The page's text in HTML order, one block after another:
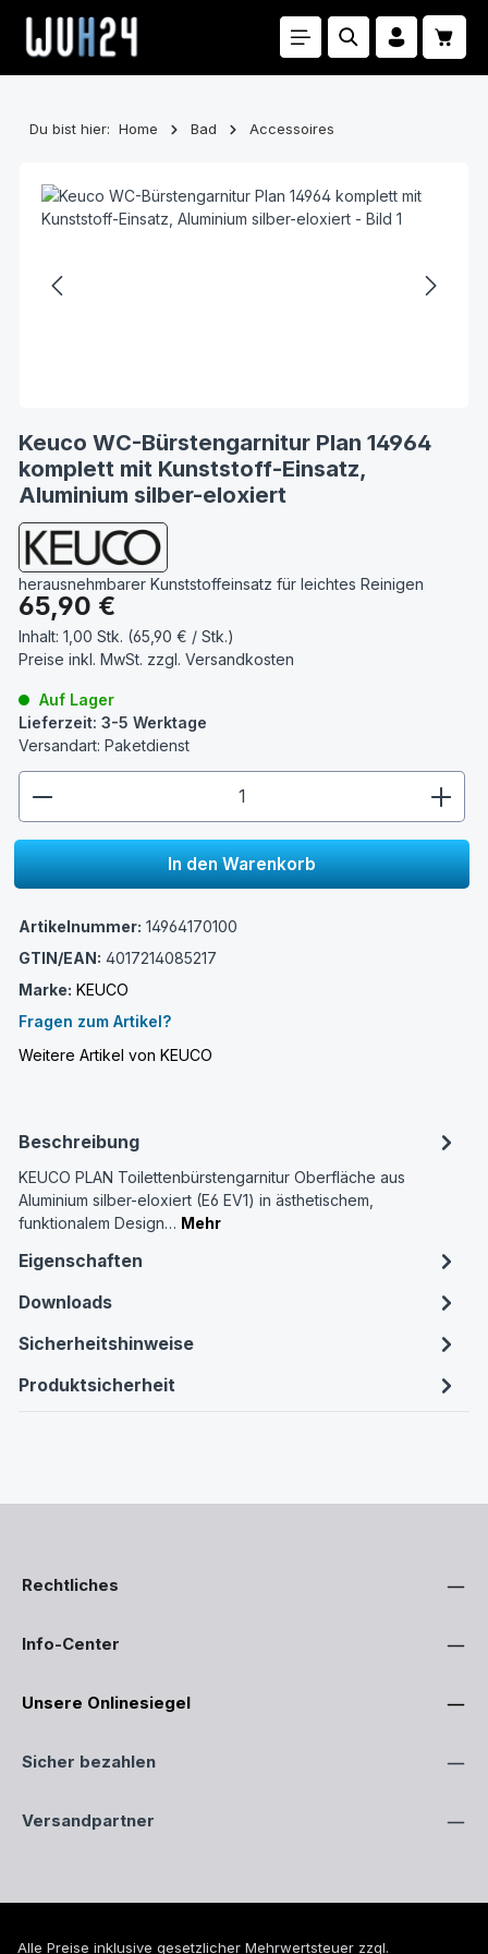
Zum Hauptinhalt springen
Du bist hier: Home Bad Accessoires
Keuco WC-Bürstengarnitur Plan 14964
komplett mit Kunststoff-Einsatz,
Aluminium silber-eloxiert
herausnehmbarer Kunststoffeinsatz für leichtes Reinigen
Regulärer Preis:
65,90 €
Inhalt: 1,00 Stk. (65,90 € / Stk.)
Preise inkl. MwSt. zzgl. Versandkosten
Auf Lager
Lieferzeit: 3-5 Werktage
Versandart: Paketdienst
In den Warenkorb
Artikelnummer: 14964170100
GTIN/EAN: 4017214085217
Marke: KEUCO
Fragen zum Artikel?
Weitere Artikel von KEUCO
Beschreibung
KEUCO PLAN Toilettenbürstengarnitur Oberfläche aus
Aluminium silber-eloxiert (E6 EV1) in ästhetischem,
funktionalem Design… Mehr
Eigenschaften
Downloads
Sicherheitshinweise
Produktsicherheit
Rechtliches
Info-Center
Unsere Onlinesiegel
Sicher bezahlen
Versandpartner
Alle Preise inklusive gesetzlicher Mehrwertsteuer zzgl.